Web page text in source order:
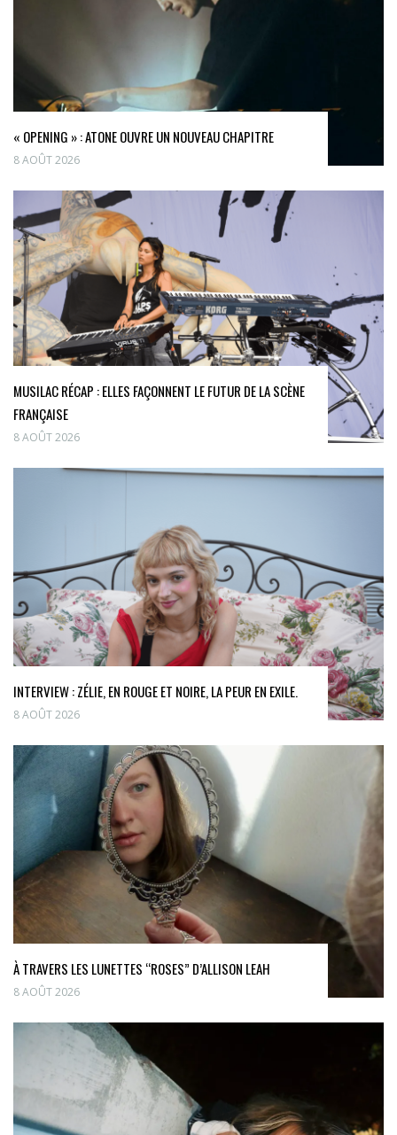
« OPENING » : ATONE OUVRE UN NOUVEAU CHAPITRE
8 AOÛT 2026
MUSILAC RÉCAP : ELLES FAÇONNENT LE FUTUR DE LA SCÈNE
FRANÇAISE
8 AOÛT 2026
INTERVIEW : ZÉLIE, EN ROUGE ET NOIRE, LA PEUR EN EXILE.
8 AOÛT 2026
À TRAVERS LES LUNETTES “ROSES” D’ALLISON LEAH
8 AOÛT 2026